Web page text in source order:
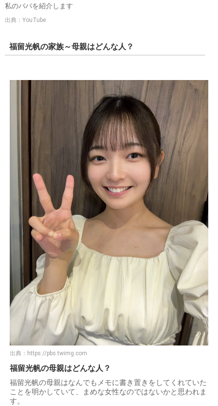
私のパパを紹介します
出典：YouTube
福留光帆の家族～母親はどんな人？
出典： https://pbs.twimg.com
福留光帆の母親はどんな人？
福留光帆の母親はなんでもメモに書き置きをしてくれていた
ことを明かしていて、まめな女性なのではないかと思われま
す。